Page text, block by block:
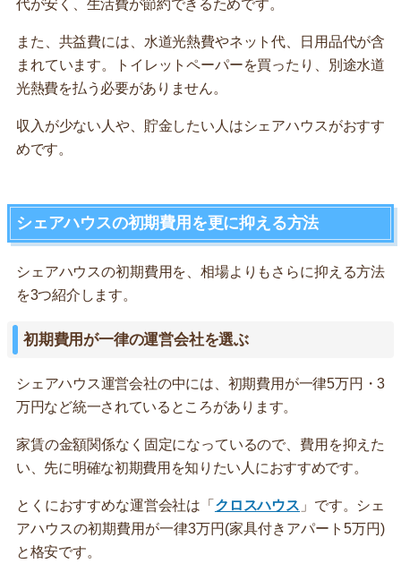
代が安く、生活費が節約できるためです。
また、共益費には、水道光熱費やネット代、日用品代が含
まれています。トイレットペーパーを買ったり、別途水道
光熱費を払う必要がありません。
収入が少ない人や、貯金したい人はシェアハウスがおすす
めです。
シェアハウスの初期費用を更に抑える方法
シェアハウスの初期費用を、相場よりもさらに抑える方法
を3つ紹介します。
初期費用が一律の運営会社を選ぶ
シェアハウス運営会社の中には、初期費用が一律5万円・3
万円など統一されているところがあります。
家賃の金額関係なく固定になっているので、費用を抑えた
い、先に明確な初期費用を知りたい人におすすめです。
とくにおすすめな運営会社は「 クロスハウス 」です。シェ
アハウスの初期費用が一律3万円(家具付きアパート5万円)
と格安です。